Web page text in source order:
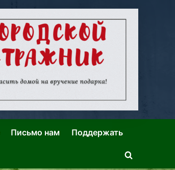
Письмо нам Поддержать
Toggle